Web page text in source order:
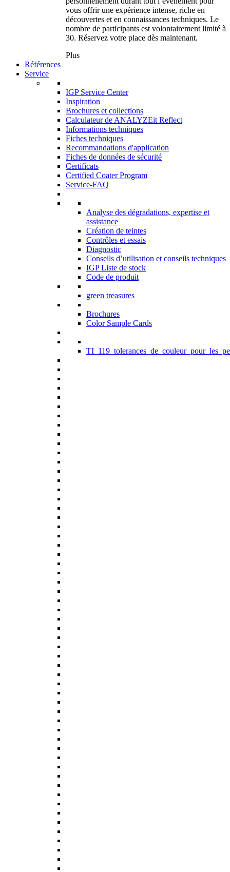
vous offrir une expérience intense, riche en
découvertes et en connaissances techniques. Le
nombre de participants est volontairement limité à
30. Réservez votre place dès maintenant.
Plus
Références
Service
IGP Service Center
Inspiration
Brochures et collections
Calculateur de ANALYZEit Reflect
Informations techniques
Fiches techniques
Recommandations d'application
Fiches de données de sécurité
Certificats
Certified Coater Program
Service-FAQ
Analyse des dégradations, expertise et
assistance
Création de teintes
Contrôles et essais
Diagnostic
Conseils d’utilisation et conseils techniques
IGP Liste de stock
Code de produit
green treasures
Brochures
Color Sample Cards